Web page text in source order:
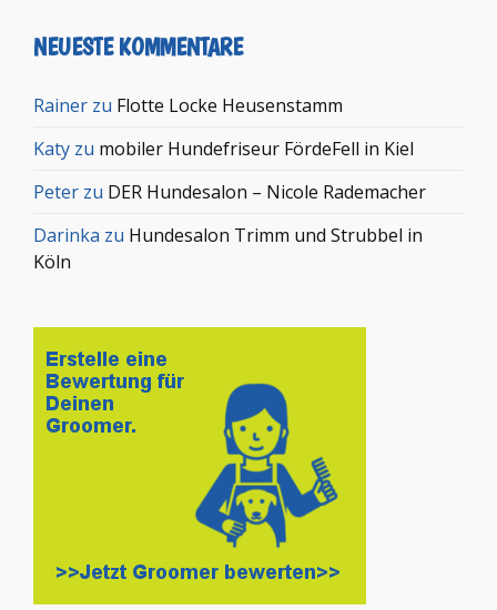
NEUESTE KOMMENTARE
Rainer zu Flotte Locke Heusenstamm
Katy zu mobiler Hundefriseur FördeFell in Kiel
Peter zu DER Hundesalon – Nicole Rademacher
Darinka zu Hundesalon Trimm und Strubbel in
Köln